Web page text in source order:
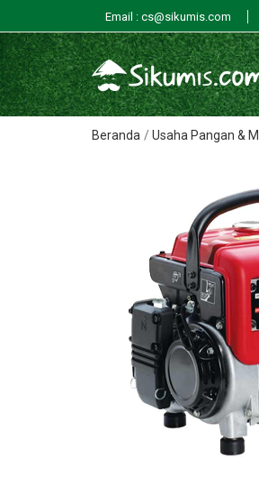
Email : cs@sikumis.com
Beranda Usaha Pangan &